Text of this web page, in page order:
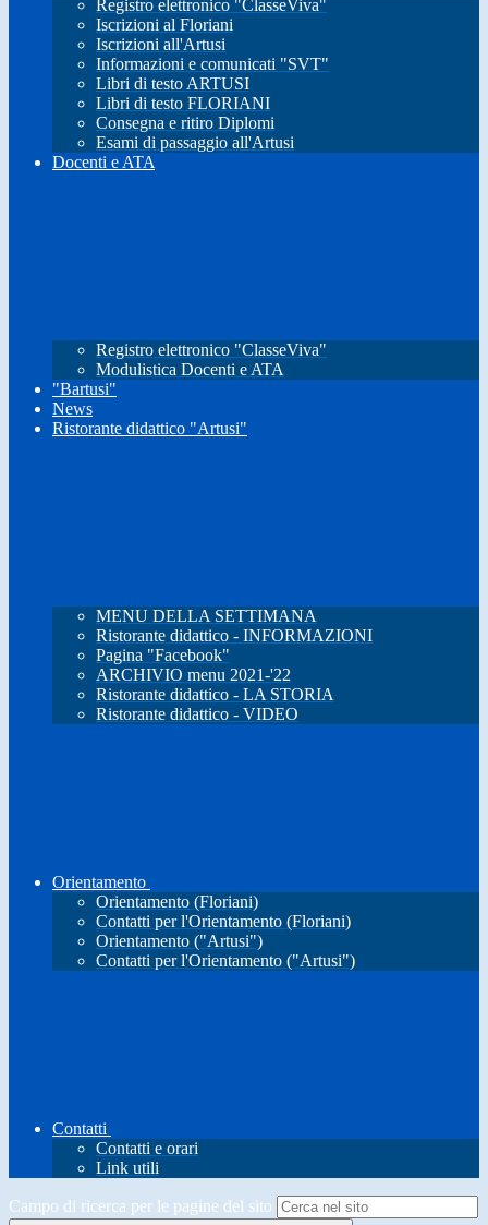
Registro elettronico "ClasseViva"
Iscrizioni al Floriani
Iscrizioni all'Artusi
Informazioni e comunicati "SVT"
Libri di testo ARTUSI
Libri di testo FLORIANI
Consegna e ritiro Diplomi
Esami di passaggio all'Artusi
Docenti e ATA
Registro elettronico "ClasseViva"
Modulistica Docenti e ATA
"Bartusi"
News
Ristorante didattico "Artusi"
MENU DELLA SETTIMANA
Ristorante didattico - INFORMAZIONI
Pagina "Facebook"
ARCHIVIO menu 2021-'22
Ristorante didattico - LA STORIA
Ristorante didattico - VIDEO
Orientamento
Orientamento (Floriani)
Contatti per l'Orientamento (Floriani)
Orientamento ("Artusi")
Contatti per l'Orientamento ("Artusi")
Contatti
Contatti e orari
Link utili
Campo di ricerca per le pagine del sito